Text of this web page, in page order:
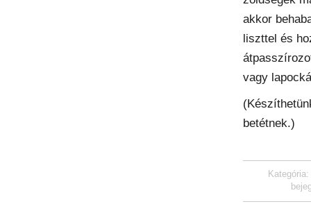
akkor
liszttel és
vagy
betétnek.)
Kategória: